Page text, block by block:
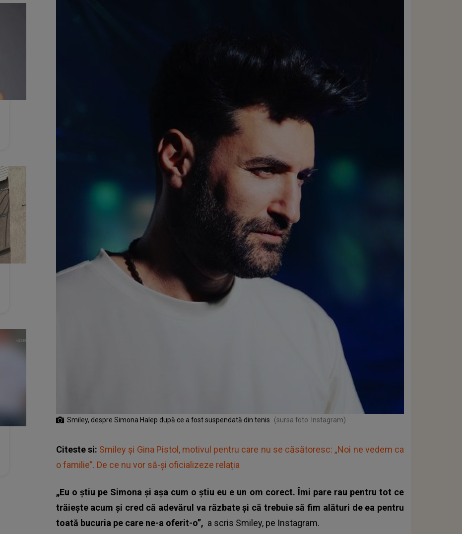
Smiley, despre Simona Halep după ce a fost suspendată din tenis (sursa foto: Instagram)
Citeste si: Smiley și Gina Pistol, motivul pentru care nu se căsătoresc: „Noi ne vedem ca
o familie”. De ce nu vor să-și oficializeze relația
„Eu o știu pe Simona și așa cum o știu eu e un om corect. Îmi pare rau pentru tot ce
trăiește acum și cred că adevărul va răzbate și că trebuie să fim alături de ea pentru
toată bucuria pe care ne-a oferit-o”, a scris Smiley, pe Instagram.